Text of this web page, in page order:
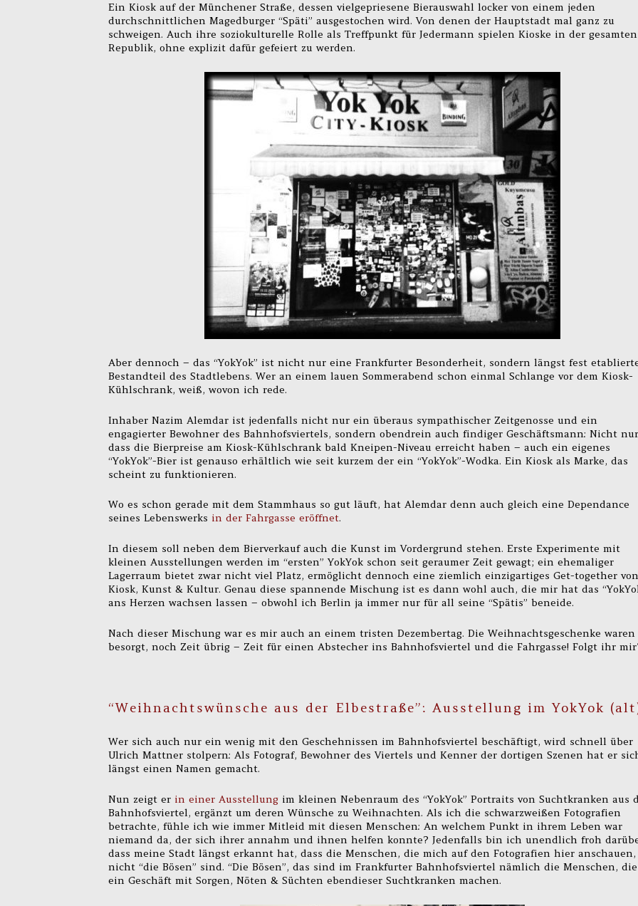
Ein Kiosk auf der Münchener Straße, dessen vielgepriesene Bierauswahl locker von einem jeden
durchschnittlichen Magedburger “Späti” ausgestochen wird. Von denen der Hauptstadt mal ganz zu
schweigen. Auch ihre soziokulturelle Rolle als Treffpunkt für Jedermann spielen Kioske in der gesamten
Republik, ohne explizit dafür gefeiert zu werden.
Aber dennoch – das “YokYok” ist nicht nur eine Frankfurter Besonderheit, sondern längst fest
Bestandteil des Stadtlebens. Wer an einem lauen Sommerabend schon einmal Schlange vor dem Kiosk-
Kühlschrank, weiß, wovon ich rede.
Inhaber Nazim Alemdar ist jedenfalls nicht nur ein überaus sympathischer Zeitgenosse und ein
engagierter Bewohner des Bahnhofsviertels, sondern obendrein auch findiger Geschäftsmann: Nicht
dass die Bierpreise am Kiosk-Kühlschrank bald Kneipen-Niveau erreicht haben – auch ein eigenes
“YokYok”-Bier ist genauso erhältlich wie seit kurzem der ein “YokYok”-Wodka. Ein Kiosk als Marke, das
scheint zu funktionieren.
Wo es schon gerade mit dem Stammhaus so gut läuft, hat Alemdar denn auch gleich eine Dependance
seines Lebenswerks in der Fahrgasse eröffnet.
In diesem soll neben dem Bierverkauf auch die Kunst im Vordergrund stehen. Erste Experimente mit
kleinen Ausstellungen werden im “ersten” YokYok schon seit geraumer Zeit gewagt; ein ehemaliger
Lagerraum bietet zwar nicht viel Platz, ermöglicht dennoch eine ziemlich einzigartiges Get-together von
Kiosk, Kunst & Kultur. Genau diese spannende Mischung ist es dann wohl auch, die mir hat das
ans Herzen wachsen lassen – obwohl ich Berlin ja immer nur für all seine “Spätis” beneide.
Nach dieser Mischung war es mir auch an einem tristen Dezembertag. Die Weihnachtsgeschenke waren
besorgt, noch Zeit übrig – Zeit für einen Abstecher ins Bahnhofsviertel und die Fahrgasse! Folgt ihr
“Weihnachtswünsche aus der Elbestraße”: Ausstellung im YokYok
Wer sich auch nur ein wenig mit den Geschehnissen im Bahnhofsviertel beschäftigt, wird schnell über
Ulrich Mattner stolpern: Als Fotograf, Bewohner des Viertels und Kenner der dortigen Szenen hat er
längst einen Namen gemacht.
Nun zeigt er in einer Ausstellung im kleinen Nebenraum des “YokYok” Portraits von Suchtkranken aus
Bahnhofsviertel, ergänzt um deren Wünsche zu Weihnachten. Als ich die schwarzweißen Fotografien
betrachte, fühle ich wie immer Mitleid mit diesen Menschen: An welchem Punkt in ihrem Leben war
niemand da, der sich ihrer annahm und ihnen helfen konnte? Jedenfalls bin ich unendlich froh
dass meine Stadt längst erkannt hat, dass die Menschen, die mich auf den Fotografien hier anschauen,
nicht “die Bösen” sind. “Die Bösen”, das sind im Frankfurter Bahnhofsviertel nämlich die Menschen, die
ein Geschäft mit Sorgen, Nöten & Süchten ebendieser Suchtkranken machen.